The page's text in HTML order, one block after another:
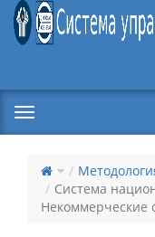
Система
Некоммерческие